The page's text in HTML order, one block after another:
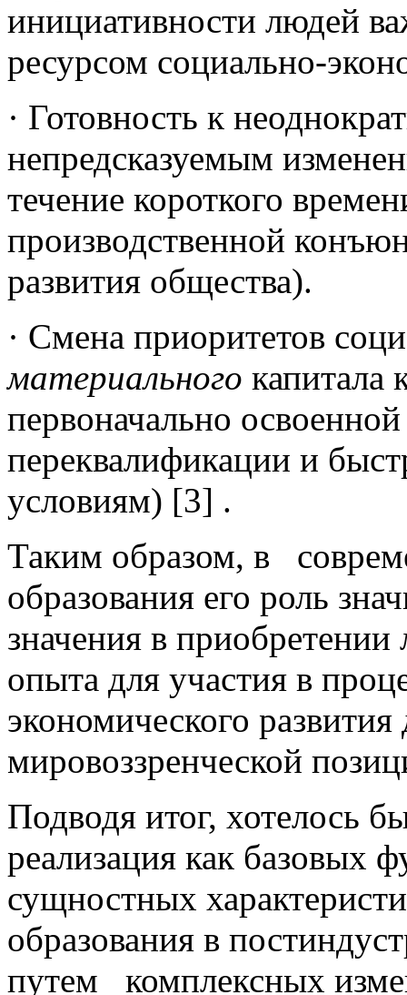
инициативности людей
ресурсом социально-
· Готовность к
непредсказуемым
течение короткого
производственной
развития общества).
· Смена приоритетов
материального капитала
первоначально
переквалификации и
условиям) [3] .
Таким образом, в
образования его роль
значения в
опыта для участия в
экономического
мировоззренческой
Подводя итог, хотелось
реализация как базовых
сущностных
образования в
путем комплексных